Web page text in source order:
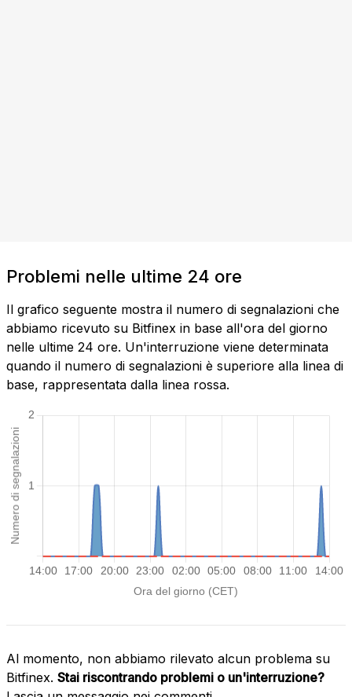
Problemi nelle ultime 24 ore
Il grafico seguente mostra il numero di segnalazioni che
abbiamo ricevuto su Bitfinex in base all'ora del giorno
nelle ultime 24 ore. Un'interruzione viene determinata
quando il numero di segnalazioni è superiore alla linea di
base, rappresentata dalla linea rossa.
Al momento, non abbiamo rilevato alcun problema su
Bitfinex. Stai riscontrando problemi o un'interruzione?